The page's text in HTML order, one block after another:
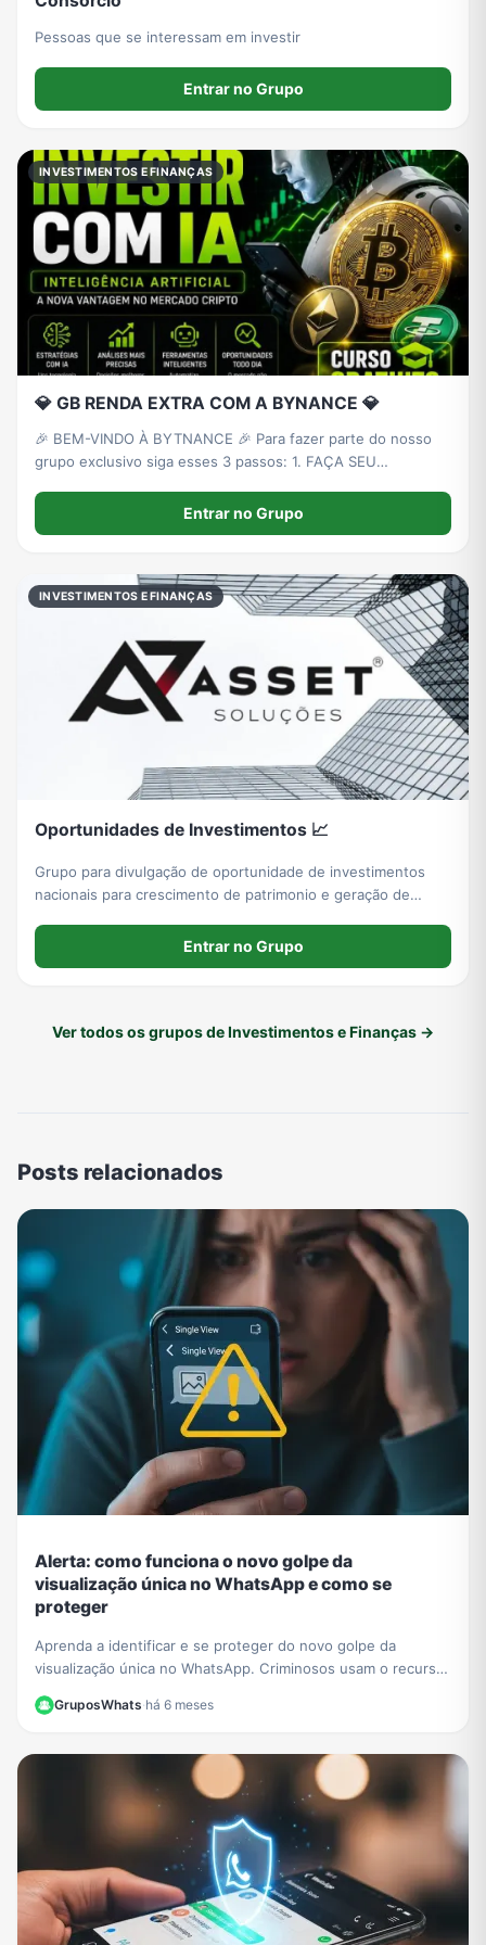
Pessoas que se interessam em investir
Entrar no Grupo
INVESTIMENTOS E FINANÇAS
💎 GB RENDA EXTRA COM A BYNANCE 💎
🎉 BEM-VINDO À BYTNANCE 🎉 Para fazer parte do nosso
grupo exclusivo siga esses 3 passos: 1. FAÇA SEU
https://app.bytnance.com/u/edlomax
Entrar no Grupo
INVESTIMENTOS E FINANÇAS
Oportunidades de Investimentos 📈
Grupo para divulgação de oportunidade de investimentos
nacionais para crescimento de patrimonio e geração de
Entrar no Grupo
Ver todos os grupos de Investimentos e Finanças →
Posts relacionados
Alerta: como funciona o novo golpe da
visualização única no WhatsApp e como se
proteger
Aprenda a identificar e se proteger do novo golpe da
visualização única no WhatsApp. Criminosos usam o recurso
para extorquir vítimas. Saiba como agir.
GruposWhats·há 6 meses